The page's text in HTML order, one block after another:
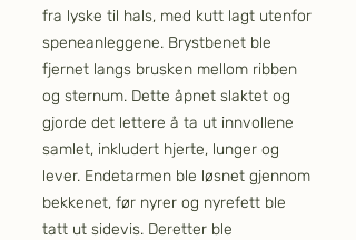
fra lyske til hals, med kutt lagt utenfor
speneanleggene. Brystbenet ble
fjernet langs brusken mellom ribben
og sternum. Dette åpnet slaktet og
gjorde det lettere å ta ut innvollene
samlet, inkludert hjerte, lunger og
lever. Endetarmen ble løsnet gjennom
bekkenet, før nyrer og nyrefett ble
tatt ut sidevis. Deretter ble